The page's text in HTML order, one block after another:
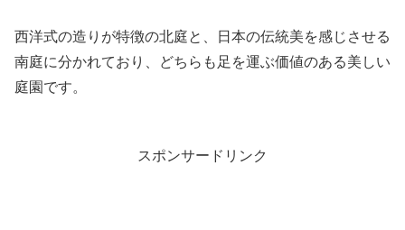
西洋式の造りが特徴の北庭と、日本の伝統美を感じさせる
南庭に分かれており、どちらも足を運ぶ価値のある美しい
庭園です。
スポンサードリンク